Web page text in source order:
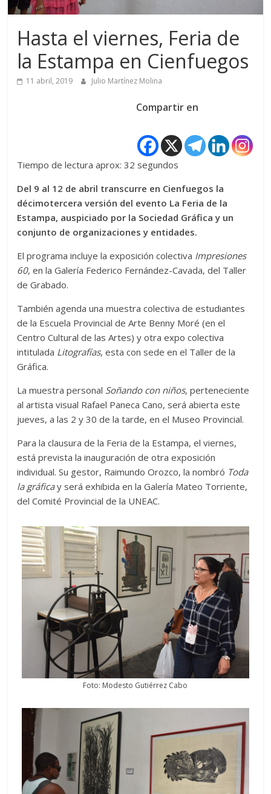
Hasta el viernes, Feria de
la Estampa en Cienfuegos
11 abril, 2019 Julio Martínez Molina
Compartir en
Tiempo de lectura aprox: 32 segundos
Del 9 al 12 de abril transcurre en Cienfuegos la
décimotercera versión del evento La Feria de la
Estampa, auspiciado por la Sociedad Gráfica y un
conjunto de organizaciones y entidades.
El programa incluye la exposición colectiva Impresiones
60, en la Galería Federico Fernández-Cavada, del Taller
de Grabado.
También agenda una muestra colectiva de estudiantes
de la Escuela Provincial de Arte Benny Moré (en el
Centro Cultural de las Artes) y otra expo colectiva
intitulada Litografías, esta con sede en el Taller de la
Gráfica.
La muestra personal Soñando con niños, perteneciente
al artista visual Rafael Paneca Cano, será abierta este
jueves, a las 2 y 30 de la tarde, en el Museo Provincial.
Para la clausura de la Feria de la Estampa, el viernes,
está prevista la inauguración de otra exposición
individual. Su gestor, Raimundo Orozco, la nombró Toda
la gráficay será exhibida en la Galería Mateo Torriente,
del Comité Provincial de la UNEAC.
Foto: Modesto Gutiérrez Cabo